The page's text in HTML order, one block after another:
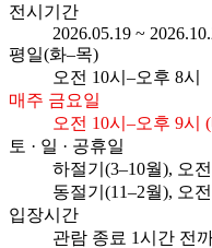
전시기간
2026.05.19 ~
평일(화–목)
오전 10시–오후 8시
매주 금요일
오전 10시–오후 9시
토 · 일 · 공휴일
하절기(3–10월), 오전
동절기(11–2월), 오전
입장시간
관람 종료 1시간 전